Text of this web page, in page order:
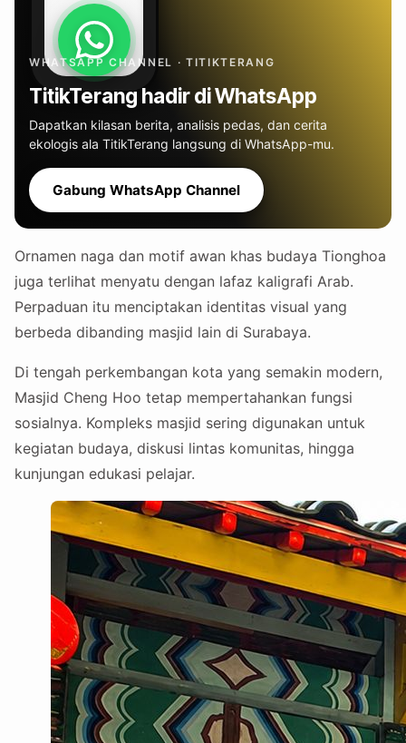
WHATSAPP CHANNEL · TITIKTERANG
TitikTerang hadir di WhatsApp
Dapatkan kilasan berita, analisis pedas, dan cerita
ekologis ala TitikTerang langsung di WhatsApp-mu.
Gabung WhatsApp Channel
Ornamen naga dan motif awan khas budaya Tionghoa
juga terlihat menyatu dengan lafaz kaligrafi Arab.
Perpaduan itu menciptakan identitas visual yang
berbeda dibanding masjid lain di Surabaya.
Di tengah perkembangan kota yang semakin modern,
Masjid Cheng Hoo tetap mempertahankan fungsi
sosialnya. Kompleks masjid sering digunakan untuk
kegiatan budaya, diskusi lintas komunitas, hingga
kunjungan edukasi pelajar.